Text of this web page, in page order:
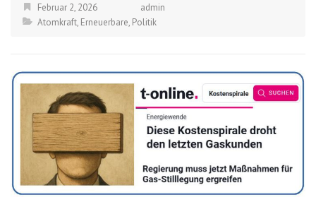
Februar 2, 2026
admin
Atomkraft, Erneuerbare, Politik